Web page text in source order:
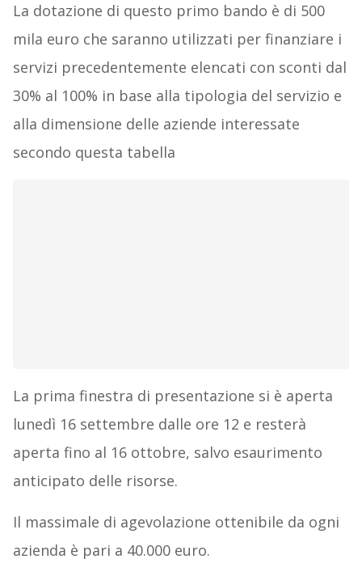
La dotazione di questo primo bando è di 500
mila euro che saranno utilizzati per finanziare i
servizi precedentemente elencati con sconti dal
30% al 100% in base alla tipologia del servizio e
alla dimensione delle aziende interessate
secondo questa tabella
La prima finestra di presentazione si è aperta
lunedì 16 settembre dalle ore 12 e resterà
aperta fino al 16 ottobre, salvo esaurimento
anticipato delle risorse.
Il massimale di agevolazione ottenibile da ogni
azienda è pari a 40.000 euro.